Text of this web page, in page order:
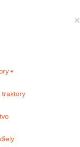
×
traktory